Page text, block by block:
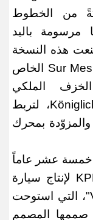
من الخطوط
مرسومة باليد
هذه النسخة
Sur
الخاص
الملكي
، لتربط
بمحرك
خمسة عشر عاماً
لإنتاج سيارة
، التي استوحت
صممها المصمم